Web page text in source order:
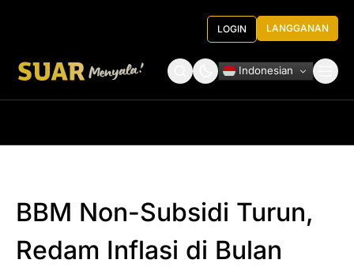
LOGIN LANGGANAN
Indonesian
BBM Non-Subsidi Turun,
Redam Inflasi di Bulan